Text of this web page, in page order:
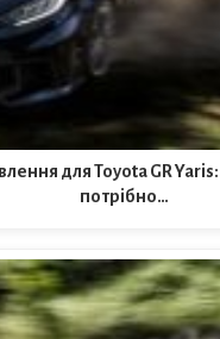
для Toyota GR
потрібно…